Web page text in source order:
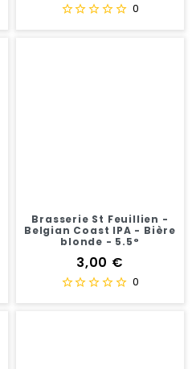
0
Brasserie St Feuillien -
Belgian Coast IPA - Bière
blonde - 5.5°
Prix
3,00 €
0